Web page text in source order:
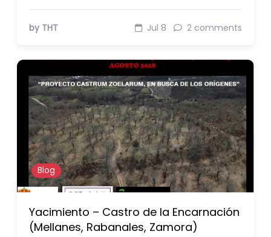
by THT Jul 8 2 comments
Blog
Yacimiento – Castro de la Encarnación
(Mellanes, Rabanales, Zamora)